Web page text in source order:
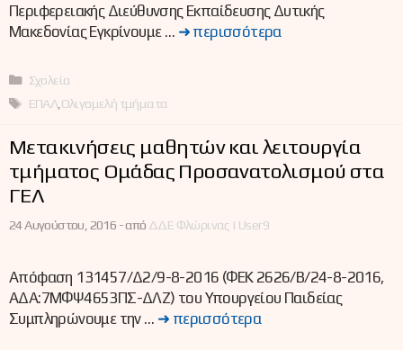
Περιφερειακής Διεύθυνσης Εκπαίδευσης Δυτικής
Μακεδονίας Εγκρίνουμε … ➜ περισσότερα
Κατηγορίες
Σχολεία
Ετικέτες
ΕΠΑΛ Ολιγομελή τμήματα
Μετακινήσεις μαθητών και λειτουργία
τμήματος Ομάδας Προσανατολισμού στα
ΓΕΛ
24 Αυγούστου, 2016 -από ΔΔΕ Φλώρινας | User9
Απόφαση 131457/Δ2/9-8-2016 (ΦΕΚ 2626/Β/24-8-2016,
ΑΔΑ:7ΜΦΨ4653ΠΣ-ΔΛΖ) του Υπουργείου Παιδείας
Συμπληρώνουμε την … ➜ περισσότερα